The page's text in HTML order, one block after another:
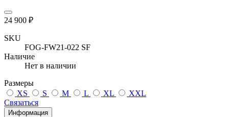
24 900 ₽
SKU
FOG-FW21-022 SF
Наличие
Нет в наличии
Размеры
XS
S M L XL
XXL
Связаться
Информация